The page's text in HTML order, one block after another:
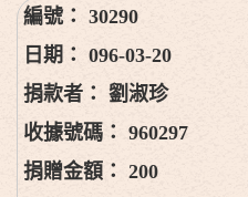
30290
096-03-20
劉淑珍
960297
200